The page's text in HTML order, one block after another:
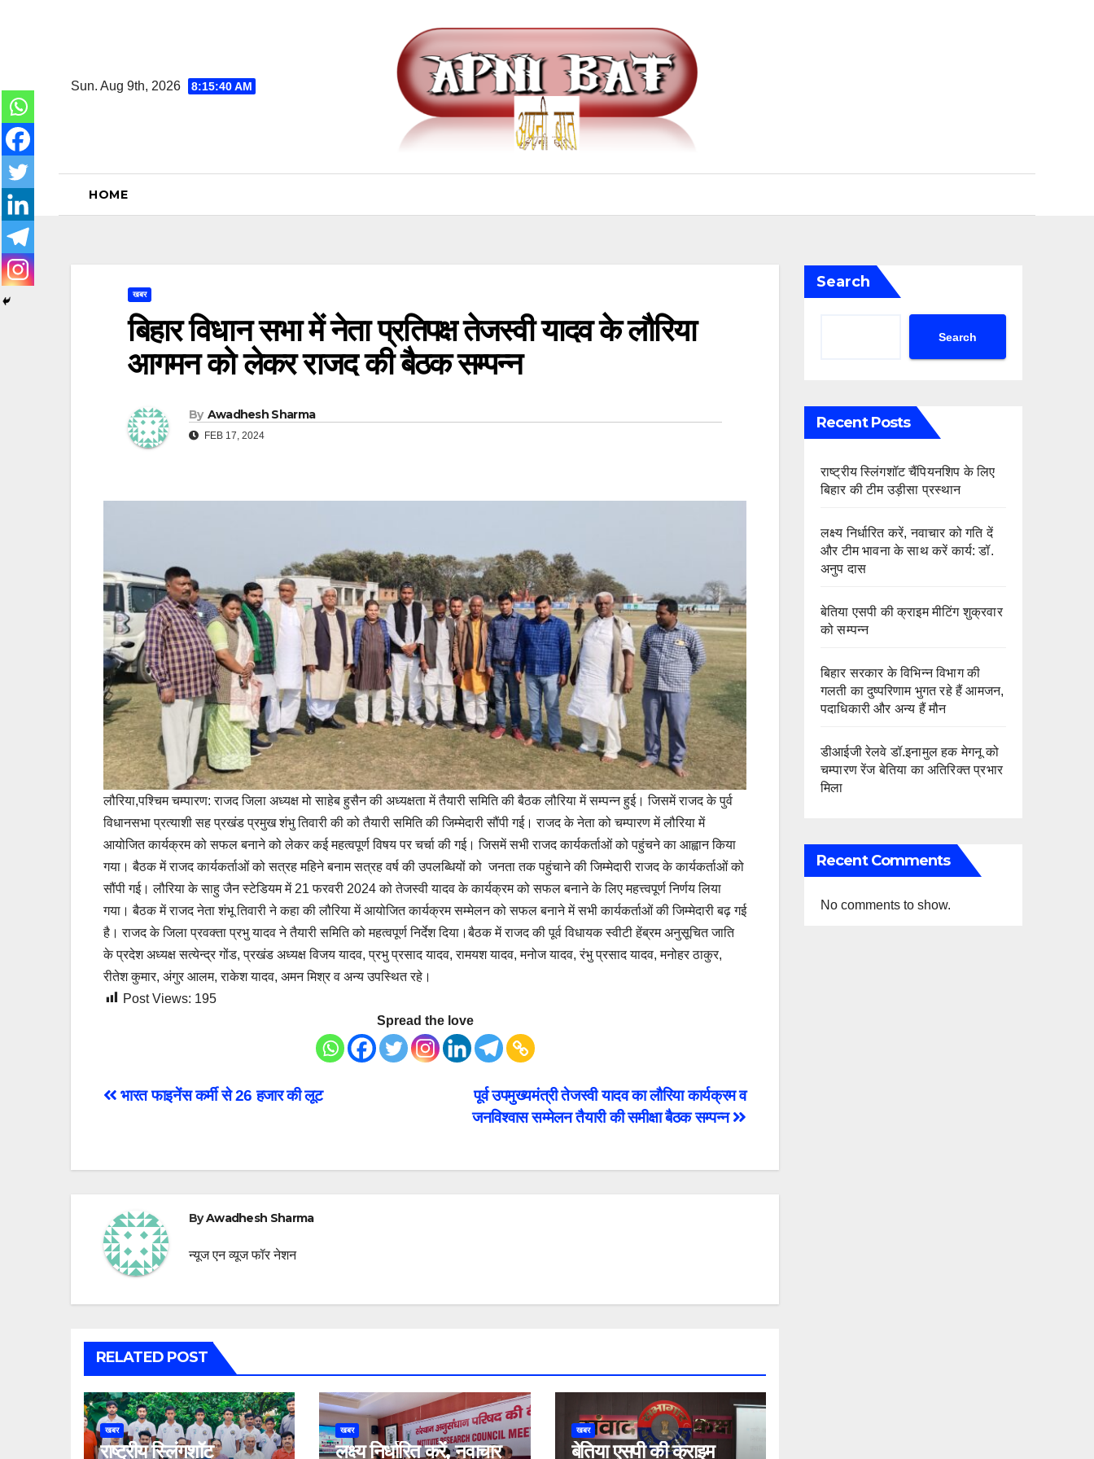
Sun. Aug 9th, 2026
8:15:41 AM
HOME
खबर
बिहार विधान सभा में नेता प्रतिपक्ष तेजस्वी यादव के लौरिया
आगमन को लेकर राजद की बैठक सम्पन्न
By Awadhesh Sharma
FEB 17, 2024
लौरिया,पश्चिम चम्पारण: राजद जिला अध्यक्ष मो साहेब हुसैन की अध्यक्षता में तैयारी समिति की बैठक लौरिया में सम्पन्न हुई। जिसमें राजद के पुर्व
विधानसभा प्रत्याशी सह प्रखंड प्रमुख शंभु तिवारी की को तैयारी समिति की जिम्मेदारी सौंपी गई। राजद के नेता को चम्पारण में लौरिया में
आयोजित कार्यक्रम को सफल बनाने को लेकर कई महत्वपूर्ण विषय पर चर्चा की गई। जिसमें सभी राजद कार्यकर्ताओं को पहुंचने का आह्वान किया
गया। बैठक में राजद कार्यकर्ताओं को सत्रह महिने बनाम सत्रह वर्ष की उपलब्धियों को जनता तक पहुंचाने की जिम्मेदारी राजद के कार्यकर्ताओं को
सौंपी गई। लौरिया के साहु जैन स्टेडियम में 21 फरवरी 2024 को तेजस्वी यादव के कार्यक्रम को सफल बनाने के लिए महत्त्वपूर्ण निर्णय लिया
गया। बैठक में राजद नेता शंभू तिवारी ने कहा की लौरिया में आयोजित कार्यक्रम सम्मेलन को सफल बनाने में सभी कार्यकर्ताओं की जिम्मेदारी बढ़ गई
है। राजद के जिला प्रवक्ता प्रभु यादव ने तैयारी समिति को महत्वपूर्ण निर्देश दिया।बैठक में राजद की पूर्व विधायक स्वीटी हेंब्रम अनुसूचित जाति
के प्रदेश अध्यक्ष सत्येन्द्र गोंड, प्रखंड अध्यक्ष विजय यादव, प्रभु प्रसाद यादव, रामयश यादव, मनोज यादव, रंभु प्रसाद यादव, मनोहर ठाकुर,
रीतेश कुमार, अंगुर आलम, राकेश यादव, अमन मिश्र व अन्य उपस्थित रहे।
Post Views: 195
Spread the love
Post
पूर्व उपमुख्यमंत्री तेजस्वी यादव का लौरिया कार्यक्रम व
जनविश्वास सम्मेलन तैयारी की समीक्षा बैठक सम्पन्न
भारत फाइनेंस कर्मी से 26 हजार की लूट
ByAwadhesh Sharma
न्यूज एन व्यूज फॉर नेशन
RELATED POST
खबर
राष्ट्रीय स्लिंगशॉट
खबर
लक्ष्य निर्धारित करें, नवाचार
खबर
बेतिया एसपी की क्राइम
Search
Search
Recent Posts
राष्ट्रीय स्लिंगशॉट चैंपियनशिप के लिए
बिहार की टीम उड़ीसा प्रस्थान
लक्ष्य निर्धारित करें, नवाचार को गति दें
और टीम भावना के साथ करें कार्य: डॉ.
अनुप दास
बेतिया एसपी की क्राइम मीटिंग शुक्रवार
को सम्पन्न
बिहार सरकार के विभिन्न विभाग की
गलती का दुष्परिणाम भुगत रहे हैं आमजन,
पदाधिकारी और अन्य हैं मौन
डीआईजी रेलवे डॉ.इनामुल हक मेगनू को
चम्पारण रेंज बेतिया का अतिरिक्त प्रभार
मिला
Recent Comments
No comments to show.